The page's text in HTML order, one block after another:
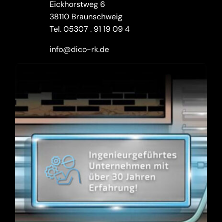
Eickhorstweg 6
38110 Braunschweig
Tel.05307 . 91 19 09 4
info@dico-rk.de